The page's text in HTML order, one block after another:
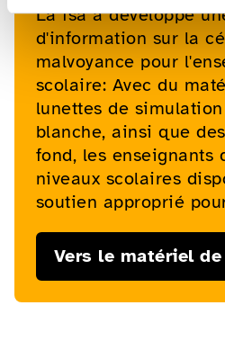
La fsa a développé
d'information sur la
malvoyance pour
scolaire: Avec du
lunettes de
blanche, ainsi que
fond, les enseignants
niveaux scolaires
soutien approprié
Vers le matériel